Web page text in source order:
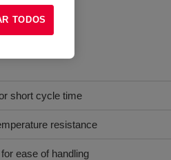
short cycle time
resistance
ease of handling
TODOS